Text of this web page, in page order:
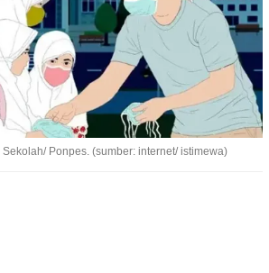
Ponpes. (sumber: internet/ istimewa)